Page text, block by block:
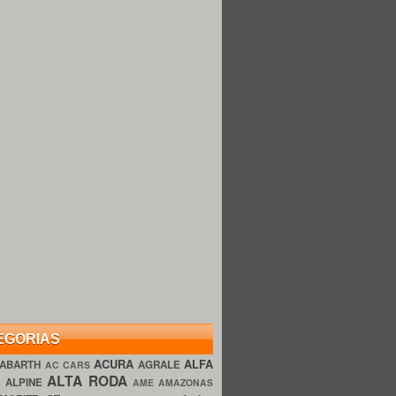
ABARTH AC CARS ACURA AGRALE ALFA
ALPINEALTA RODA AME AMAZONAS